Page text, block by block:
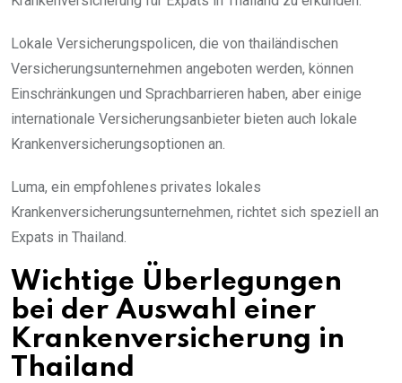
Lokale Versicherungspolicen, die von thailändischen
Versicherungsunternehmen angeboten werden, können
Einschränkungen und Sprachbarrieren haben, aber einige
internationale Versicherungsanbieter bieten auch lokale
Krankenversicherungsoptionen an.
Luma, ein empfohlenes privates lokales
Krankenversicherungsunternehmen, richtet sich speziell an
Expats in Thailand.
Wichtige Überlegungen
bei der Auswahl einer
Krankenversicherung in
Thailand